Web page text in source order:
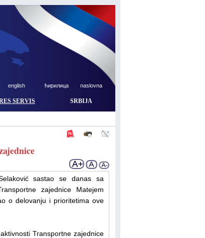
english ћирилица naslovna
SERVIS SRBIJA
sastao se danas sa
zajednice Matejem
o delovanju i prioritetima ove
Transportne zajednice